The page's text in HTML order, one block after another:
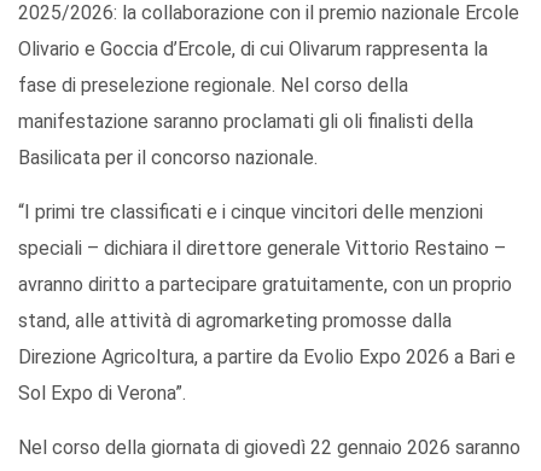
2025/2026: la collaborazione con il premio nazionale Ercole
Olivario e Goccia d’Ercole, di cui Olivarum rappresenta la
fase di preselezione regionale. Nel corso della
manifestazione saranno proclamati gli oli finalisti della
Basilicata per il concorso nazionale.
“I primi tre classificati e i cinque vincitori delle menzioni
speciali – dichiara il direttore generale Vittorio Restaino –
avranno diritto a partecipare gratuitamente, con un proprio
stand, alle attività di agromarketing promosse dalla
Direzione Agricoltura, a partire da Evolio Expo 2026 a Bari e
Sol Expo di Verona”.
Nel corso della giornata di giovedì 22 gennaio 2026 saranno